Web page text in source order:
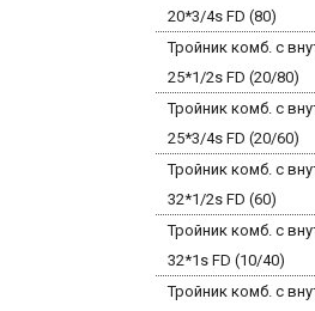
20*3/4s FD (80)
Тройник комб. с
25*1/2s FD (20/80)
Тройник комб. с
25*3/4s FD (20/60)
Тройник комб. с
32*1/2s FD (60)
Тройник комб. с
32*1s FD (10/40)
Тройник комб. с